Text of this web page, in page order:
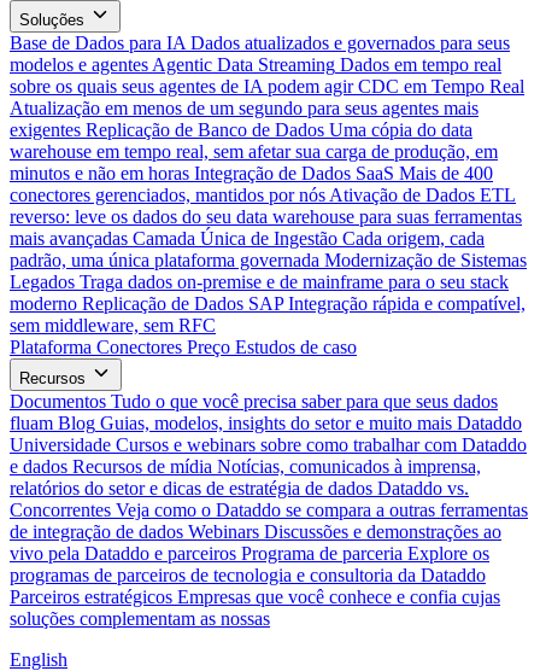
Soluções
Base de Dados para IA Dados atualizados e governados para seus
modelos e agentes Agentic Data Streaming Dados em tempo real
sobre os quais seus agentes de IA podem agir CDC em Tempo Real
Atualização em menos de um segundo para seus agentes mais
exigentes Replicação de Banco de Dados Uma cópia do data
warehouse em tempo real, sem afetar sua carga de produção, em
minutos e não em horas Integração de Dados SaaS Mais de 400
conectores gerenciados, mantidos por nós Ativação de Dados ETL
reverso: leve os dados do seu data warehouse para suas ferramentas
mais avançadas Camada Única de Ingestão Cada origem, cada
padrão, uma única plataforma governada Modernização de Sistemas
Legados Traga dados on-premise e de mainframe para o seu stack
moderno Replicação de Dados SAP Integração rápida e compatível,
sem middleware, sem RFC
Plataforma Conectores Preço Estudos de caso
Recursos
Documentos Tudo o que você precisa saber para que seus dados
fluam Blog Guias, modelos, insights do setor e muito mais Dataddo
Universidade Cursos e webinars sobre como trabalhar com Dataddo
e dados Recursos de mídia Notícias, comunicados à imprensa,
relatórios do setor e dicas de estratégia de dados Dataddo vs.
Concorrentes Veja como o Dataddo se compara a outras ferramentas
de integração de dados Webinars Discussões e demonstrações ao
vivo pela Dataddo e parceiros Programa de parceria Explore os
programas de parceiros de tecnologia e consultoria da Dataddo
Parceiros estratégicos Empresas que você conhece e confia cujas
soluções complementam as nossas
English